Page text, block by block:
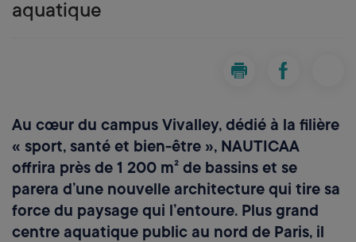
aquatique
Imprimer la page
Partager la
Au cœur du campus Vivalley, dédié à la filière
« sport, santé et bien-être », NAUTICAA
offrira près de 1 200 m² de bassins et se
parera d’une nouvelle architecture qui tire sa
force du paysage qui l’entoure. Plus grand
centre aquatique public au nord de Paris, il